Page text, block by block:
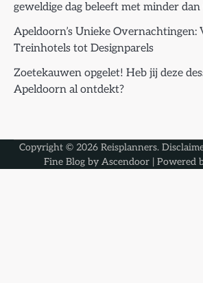
geweldige dag beleeft met minder
Apeldoorn’s Unieke Overnachtingen:
Treinhotels tot Designparels
Zoetekauwen opgelet! Heb jij deze
Apeldoorn al ontdekt?
Copyright © 2026 Reisplanners.
Fine Blog by Ascendoor | Powered